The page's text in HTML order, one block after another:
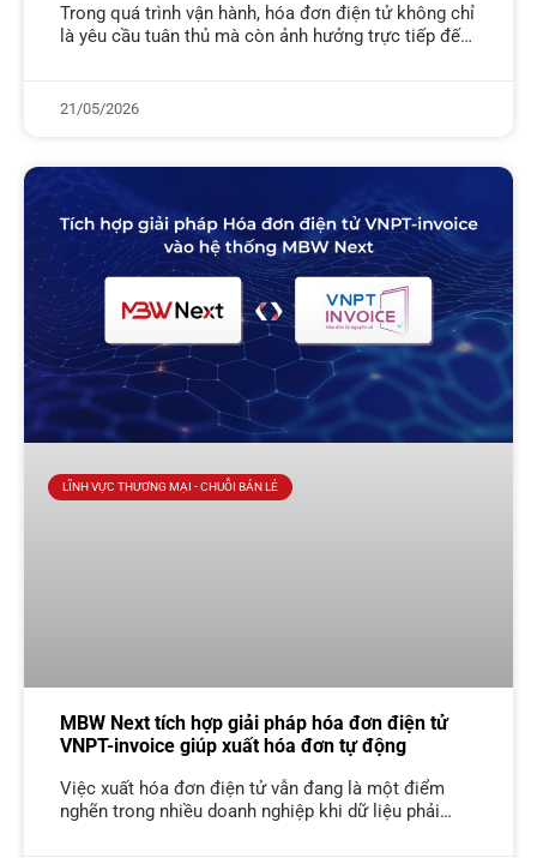
Trong quá trình vận hành, hóa đơn điện tử không chỉ
là yêu cầu tuân thủ mà còn ảnh hưởng trực tiếp đến
21/05/2026
LĨNH VỰC THƯƠNG MẠI - CHUỖI BÁN LẺ
MBW Next tích hợp giải pháp hóa đơn điện tử
VNPT-invoice giúp xuất hóa đơn tự động
Việc xuất hóa đơn điện tử vẫn đang là một điểm
nghẽn trong nhiều doanh nghiệp khi dữ liệu phải